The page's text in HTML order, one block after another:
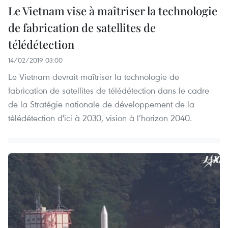
Le Vietnam vise à maîtriser la technologie
de fabrication de satellites de
télédétection
14/02/2019 03:00
Le Vietnam devrait maîtriser la technologie de
fabrication de satellites de télédétection dans le cadre
de la Stratégie nationale de développement de la
télédétection d'ici à 2030, vision à l’horizon 2040.